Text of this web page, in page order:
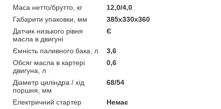
Маса нетто/брутто, кг
12,0/4,0
Габарити упаковки, мм
385х330х360
Датчик низького рівня
масла в двигуні
Є
Ємність паливного бака, л
3,6
Обсяг масла в картері
двигуна, л
0,6
Діаметр циліндра / хід
поршня, мм
68/54
Електричний стартер
Немає